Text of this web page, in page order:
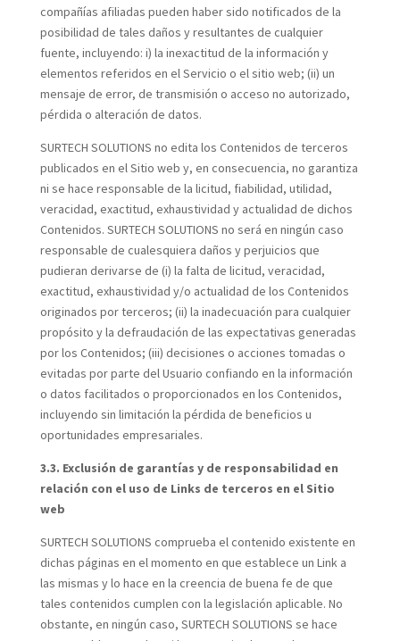
compañías afiliadas pueden haber sido notificados de la
posibilidad de tales daños y resultantes de cualquier
fuente, incluyendo: i) la inexactitud de la información y
elementos referidos en el Servicio o el sitio web; (ii) un
mensaje de error, de transmisión o acceso no autorizado,
pérdida o alteración de datos.
SURTECH SOLUTIONS no edita los Contenidos de terceros
publicados en el Sitio web y, en consecuencia, no garantiza
ni se hace responsable de la licitud, fiabilidad, utilidad,
veracidad, exactitud, exhaustividad y actualidad de dichos
Contenidos. SURTECH SOLUTIONS no será en ningún caso
responsable de cualesquiera daños y perjuicios que
pudieran derivarse de (i) la falta de licitud, veracidad,
exactitud, exhaustividad y/o actualidad de los Contenidos
originados por terceros; (ii) la inadecuación para cualquier
propósito y la defraudación de las expectativas generadas
por los Contenidos; (iii) decisiones o acciones tomadas o
evitadas por parte del Usuario confiando en la información
o datos facilitados o proporcionados en los Contenidos,
incluyendo sin limitación la pérdida de beneficios u
oportunidades empresariales.
3.3. Exclusión de garantías y de responsabilidad en
relación con el uso de Links de terceros en el Sitio
web
SURTECH SOLUTIONS comprueba el contenido existente en
dichas páginas en el momento en que establece un Link a
las mismas y lo hace en la creencia de buena fe de que
tales contenidos cumplen con la legislación aplicable. No
obstante, en ningún caso, SURTECH SOLUTIONS se hace